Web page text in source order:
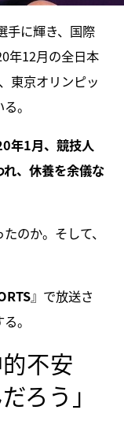
手に輝き、国際
年12月の全日本
東京オリンピッ
。
年1月、競技人
、休養を余儀な
のか。そして、
』で放送さ
。
不安
ろう」